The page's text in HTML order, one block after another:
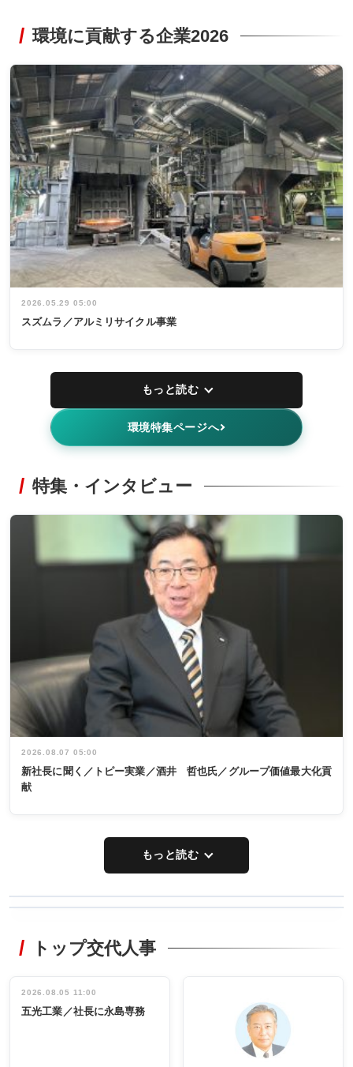
環境に貢献する企業2026
2026.05.29 05:00
スズムラ／アルミリサイクル事業
もっと読む
環境特集ページへ
特集・インタビュー
2026.08.07 05:00
新社長に聞く／トピー実業／酒井 哲也氏／グループ価値最大化貢
献
もっと読む
非鉄業界で
インタビュ
ー／社内ア
タックトレー
祝う 業界関
係者ら220人
出席
トップ交代人事
2026.08.05 11:00
五光工業／社長に永島専務